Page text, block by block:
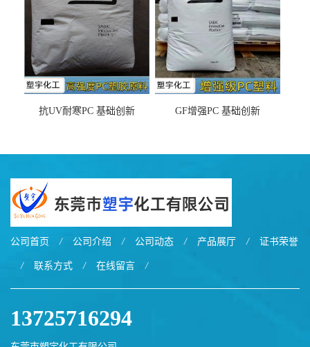
抗UV耐寒PC 基础创新
GF增强PC 基础创新
公司首页 / 公司介绍 / 公司动态 / 产品展厅 / 证书荣誉
/ 联系方式 / 在线留言 /
13725716294